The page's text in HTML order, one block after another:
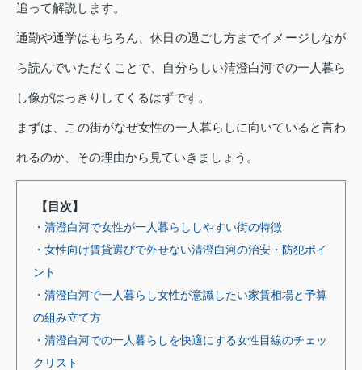
追って解説します。
通勤や通学はもちろん、休日の過ごし方までイメージしなが
ら読んでいただくことで、自分らしい清澄白河での一人暮ら
し像がはっきりしてくるはずです。
まずは、この街がなぜ女性の一人暮らしに向いていると言わ
れるのか、その理由から見ていきましょう。
【目次】
・清澄白河で女性が一人暮らししやすい街の特徴
・女性向け賃貸選びで外せない清澄白河の治安・防犯ポイ
ント
・清澄白河で一人暮らし女性が意識したい家賃相場と予算
の組み立て方
・清澄白河での一人暮らしを快適にする女性目線のチェッ
クリスト